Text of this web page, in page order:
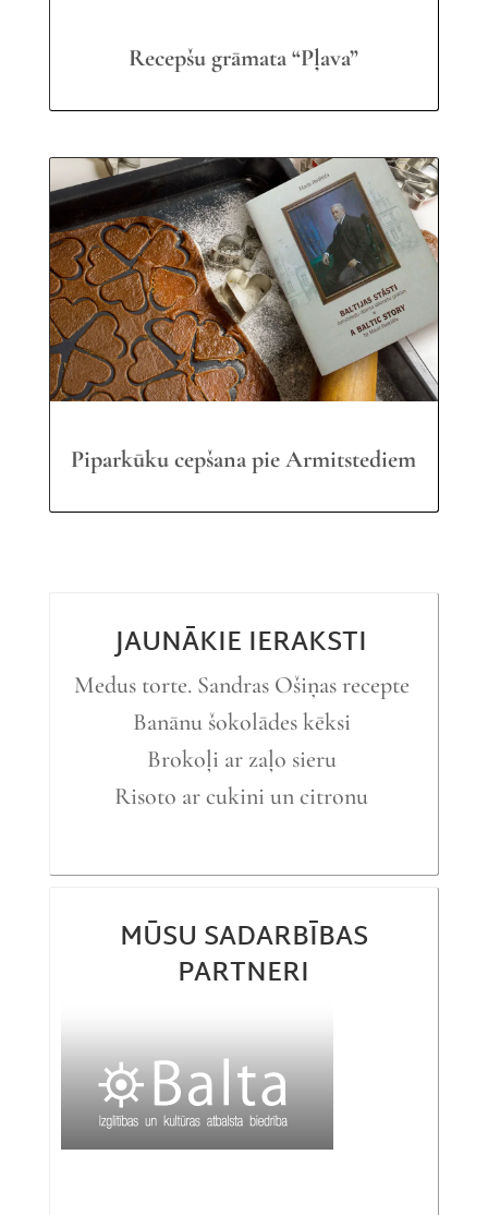
Recepšu grāmata “Pļava”
Piparkūku cepšana pie Armitstediem
JAUNĀKIE IERAKSTI
Medus torte. Sandras Ošiņas recepte
Banānu šokolādes kēksi
Brokoļi ar zaļo sieru
Risoto ar cukini un citronu
MŪSU SADARBĪBAS
PARTNERI